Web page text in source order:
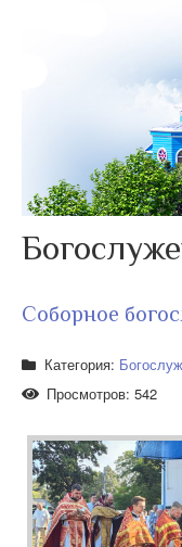
Соборное
Категория:
Просмотров: 542